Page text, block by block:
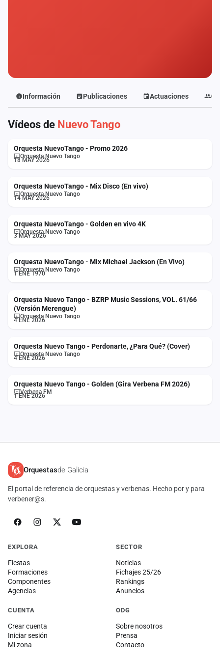
Información Publicaciones Actuaciones
Vídeos de Nuevo Tango
Orquesta NuevoTango - Promo 2026
Orquesta Nuevo Tango
18 MAY 2026
Orquesta NuevoTango - Mix Disco (En vivo)
Orquesta Nuevo Tango
14 MAY 2026
Orquesta NuevoTango - Golden en vivo 4K
Orquesta Nuevo Tango
3 MAY 2026
Orquesta NuevoTango - Mix Michael Jackson (En Vivo)
Orquesta Nuevo Tango
1 ENE 1970
Orquesta Nuevo Tango - BZRP Music Sessions, VOL. 61/66
(Versión Merengue)
Orquesta Nuevo Tango
4 ENE 2026
Orquesta Nuevo Tango - Perdonarte, ¿Para Qué? (Cover)
Orquesta Nuevo Tango
4 ENE 2026
Orquesta Nuevo Tango - Golden (Gira Verbena FM 2026)
Verbena FM
1 ENE 2026
Orquestasde Galicia
El portal de referencia de orquestas y verbenas. Hecho por y para
verbener@s.
EXPLORA
Fiestas
Formaciones
Componentes
Agencias
SECTOR
Noticias
Fichajes 25/26
Rankings
Anuncios
CUENTA
Crear cuenta
Iniciar sesión
Mi zona
ODG
Sobre nosotros
Prensa
Contacto
Agencias
Rankings
Anuncios
Iniciar
sesión
Crear
cuenta
Contacto